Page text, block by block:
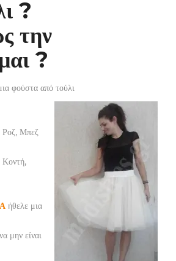
?
την
?
φούστα από τούλι
Ροζ, Μπεζ
Κοντή,
ήθελε μια
μην είναι